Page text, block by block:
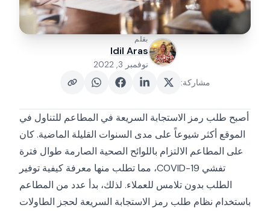
بقلم
Idil Aras
نوفمبر 3, 2022
مشاركة:
أصبح طلب رمز الاستجابة السريعة في المطاعم للتناول في
الموقع أكثر شيوعاً على مدى السنوات القليلة الماضية. كان
على المطاعم الالتزام باللوائح الصحية الصارمة طوال فترة
تفشي COVID-19، مما تطلب منها معرفة كيفية توفير
الطلب بدون تلامس للعملاء. لذلك، بدأ عدد من المطاعم
باستخدام نظام طلب رمز الاستجابة السريعة لحجز الطاولات